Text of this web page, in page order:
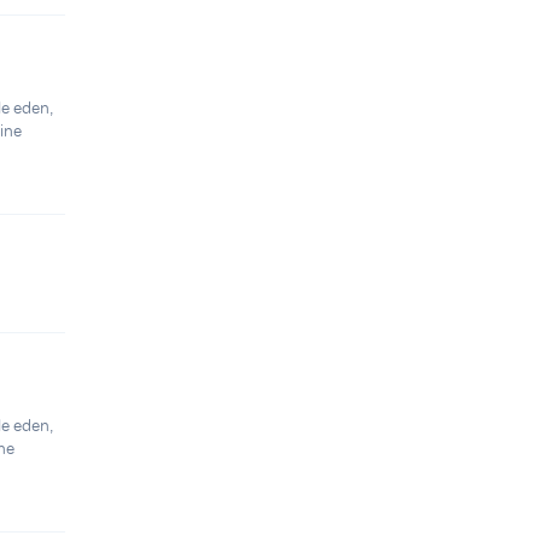
eden,
eden,